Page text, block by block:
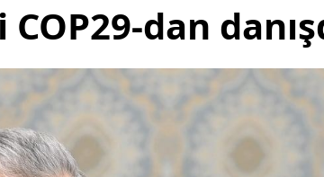
Mədəniyyətimizin
Zəfər Diasporu
dan